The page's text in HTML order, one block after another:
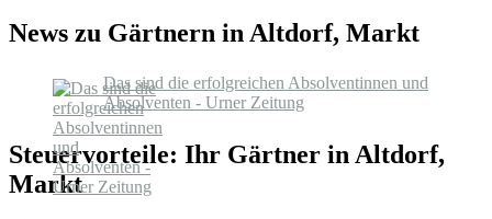
News zu Gärtnern in Altdorf, Markt
Das sind die erfolgreichen Absolventinnen und
Absolventen - Urner Zeitung
Steuervorteile: Ihr Gärtner in Altdorf,
Markt